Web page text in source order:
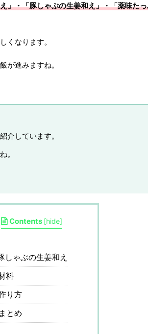
」・「豚しゃぶの生姜和え」・「薬味た
くなります。
が進みますね。
介しています。
。
Contents [hide]
しゃぶの生姜和え
料
り方
まとめ